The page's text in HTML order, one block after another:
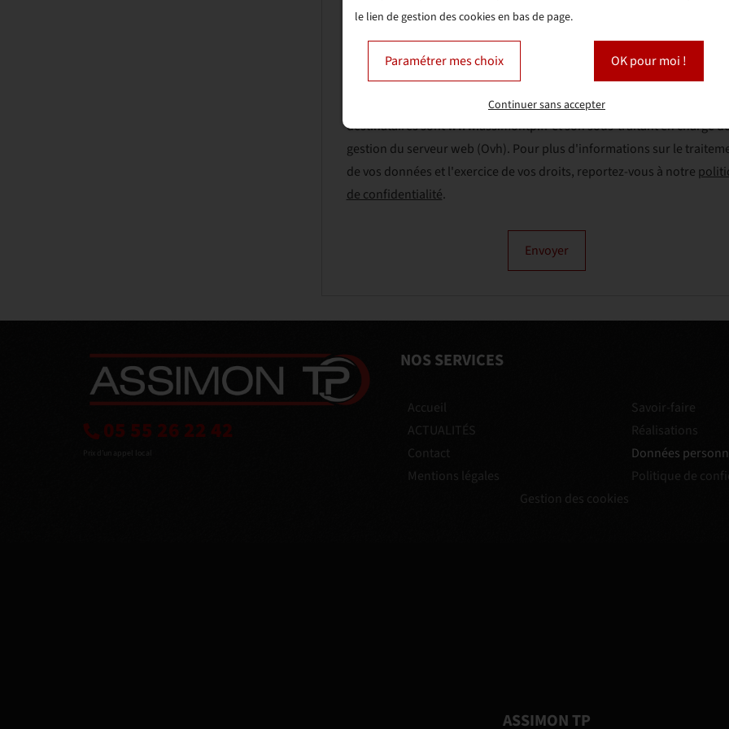
Vos données sont traitées par www.assimontp.fr le cadre de son
obligation légale de réponse à vos demandes d'exercices de droits.
destinataires sont www.assimontp.fr et son sous-traitant en charge
gestion du serveur web (Ovh). Pour plus d'informations sur le
de vos données et l'exercice de vos droits, reportez-vous à notre
de confidentialité.
Envoyer
05 55 26 22 42
Prix d’un appel local
NOS SERVICES
Accueil
Savoir-faire
ACTUALITÉS
Réalisations
Contact
Données
Mentions légales
Politique de
Gestion des cookies
ASSIMON TP
le lien de gestion des cookies en bas de page.
Paramétrer mes choix OK pour moi !
Continuer sans accepter